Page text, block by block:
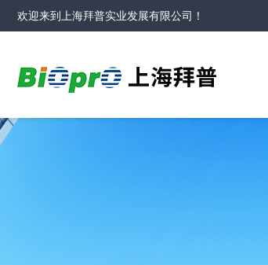
欢迎来到 上海拜普实业发展有限公司 ！